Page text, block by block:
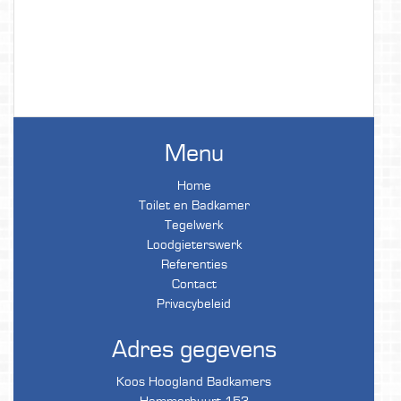
Menu
Home
Toilet en Badkamer
Tegelwerk
Loodgieterswerk
Referenties
Contact
Privacybeleid
Adres gegevens
Koos Hoogland Badkamers